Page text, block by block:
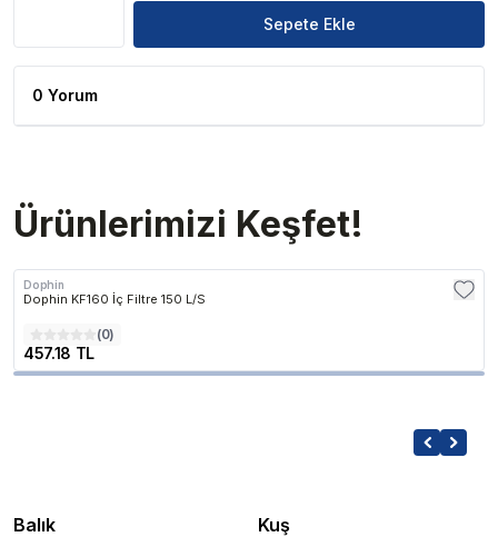
Sepete Ekle
0 Yorum
Ürünlerimizi Keşfet!
Dophin
Dophin KF160 İç Filtre 150 L/S
(0)
457.18 TL
Balık Kuş